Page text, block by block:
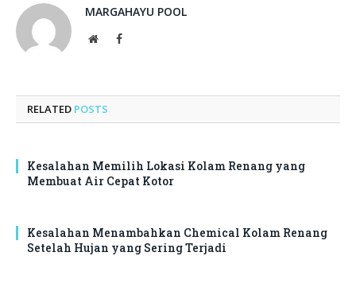
MARGAHAYU POOL
WebsiteFacebook
RELATED POSTS
Kesalahan Memilih Lokasi Kolam Renang yang
Membuat Air Cepat Kotor
Kesalahan Menambahkan Chemical Kolam Renang
Setelah Hujan yang Sering Terjadi